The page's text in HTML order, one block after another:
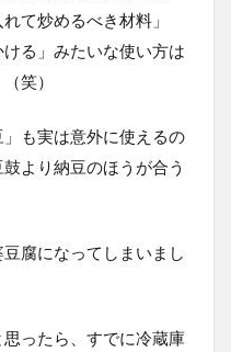
て炒めるべき材料」
る」みたいな使い方は
笑）
も実は意外に使えるの
より納豆のほうが合う
腐になってしまいまし
ったら、すでに冷蔵庫